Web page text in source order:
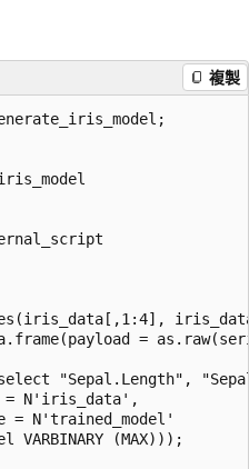
複製
generate_iris_model;
=
"Sepal.Length",
N'iris_data',
= N'trained_model'
VARBINARY (MAX)));